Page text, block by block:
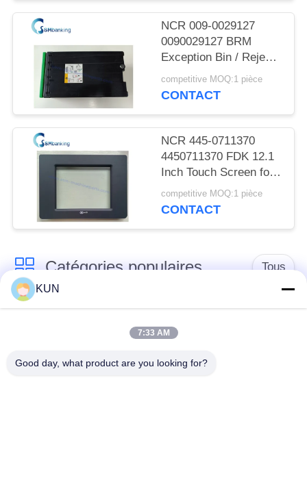
NCR 009-0029127
0090029127 BRM
Exception Bin / Reject
Cassette
competitive MOQ:1 pièce
CONTACT
NCR 445-0711370
4450711370 FDK 12.1
Inch Touch Screen for
66XX Series ATM
competitive MOQ:1 pièce
CONTACT
Catégories populaires Tous
pièces de machine
Pièces d'atmosphère
de NCR
Pièces d'atmosphère
Pièces d'atmosphère
KUN
7:33 AM
Good day, what product are you looking for?